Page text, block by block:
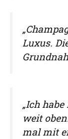
Luxus.
„Ich
weit
mal mit